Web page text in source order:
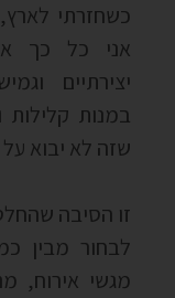
כשחזרתי
אני כל כך
יצירתיים
במנות
שזה לא יבוא
זו הסיבה
לבחור מבין
מגשי אירוח,